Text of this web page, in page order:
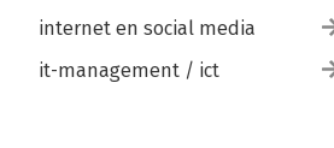
internet en social media
it-management / ict